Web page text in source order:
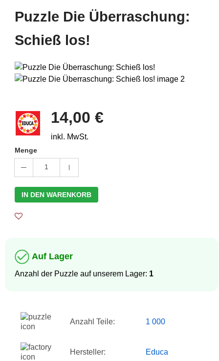
Puzzle Die Überraschung:
Schieß los!
14,00 €
inkl. MwSt.
Menge
1
IN DEN WARENKORB
Auf Lager
Anzahl der Puzzle auf unserem Lager: 1
Anzahl Teile: 1 000
Hersteller: Educa